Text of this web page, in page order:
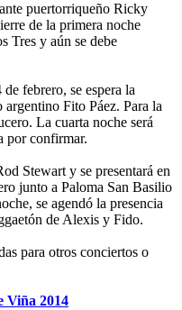
puertorriqueño Ricky
de la primera noche
Tres y aún se debe
febrero, se espera la
Fito Páez. Para la
La cuarta noche será
por confirmar.
Stewart y se presentará en
junto a Paloma San Basilio
se agendó la presencia
de Alexis y Fido.
para otros conciertos o
Viña 2014